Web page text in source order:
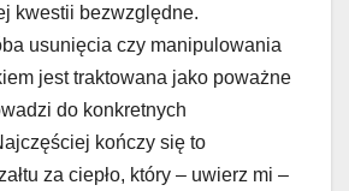
kwestii bezwzględne.
usunięcia czy manipulowania
jest traktowana jako poważne
do konkretnych
kończy się to
za ciepło, który – uwierz mi –